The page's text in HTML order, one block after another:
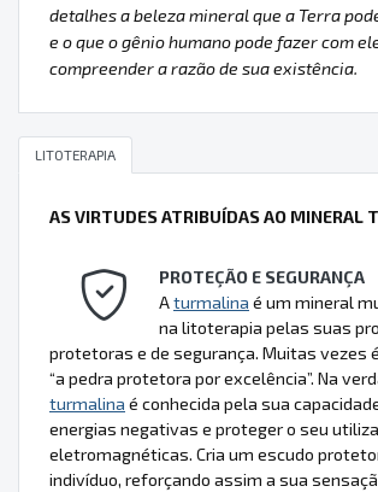
detalhes a beleza mineral que a Terra
e o que o gênio humano pode fazer com
compreender a razão de sua existência.
LITOTERAPIA
AS VIRTUDES ATRIBUÍDAS AO MINERAL
PROTEÇÃO E SEGURANÇA
Aturmalina é um mineral
na litoterapia pelas suas
protetoras e de segurança. Muitas vezes
“a pedra protetora por excelência”. Na
turmalina é conhecida pela sua
energias negativas e proteger o seu
eletromagnéticas. Cria um escudo
indivíduo, reforçando assim a sua